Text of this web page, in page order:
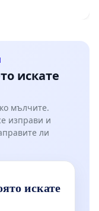
искате
мълчите.
изправи и
ли
искате